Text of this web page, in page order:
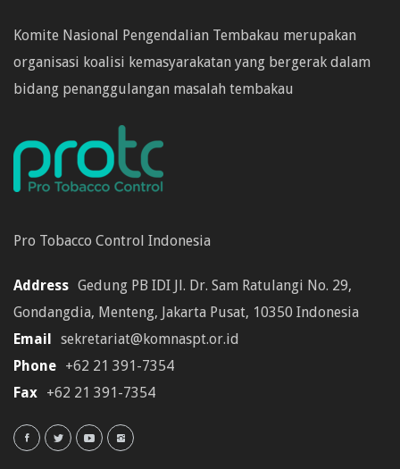
Komite Nasional Pengendalian Tembakau merupakan
organisasi koalisi kemasyarakatan yang bergerak dalam
bidang penanggulangan masalah tembakau
Pro Tobacco Control Indonesia
Address Gedung PB IDI Jl. Dr. Sam Ratulangi No. 29,
Gondangdia, Menteng, Jakarta Pusat, 10350 Indonesia
Email
sekretariat@komnaspt.or.id
Phone +62 21 391-7354
Fax +62 21 391-7354